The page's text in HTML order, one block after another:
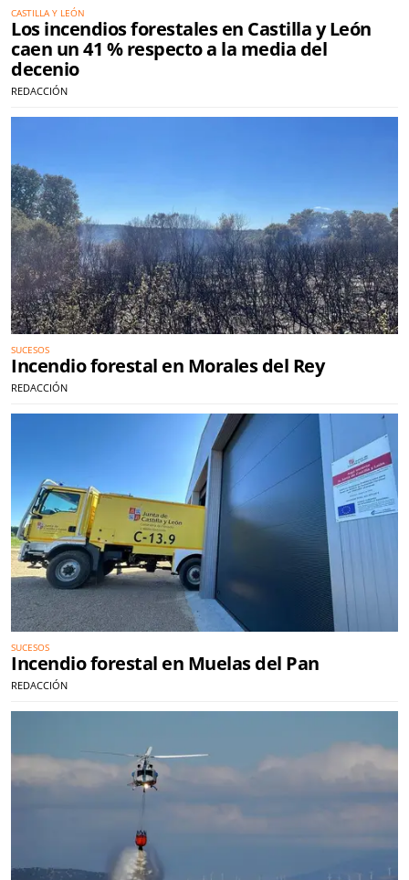
CASTILLA Y LEÓN
Los incendios forestales en Castilla y León
caen un 41 % respecto a la media del
decenio
REDACCIÓN
SUCESOS
Incendio forestal en Morales del Rey
REDACCIÓN
SUCESOS
Incendio forestal en Muelas del Pan
REDACCIÓN